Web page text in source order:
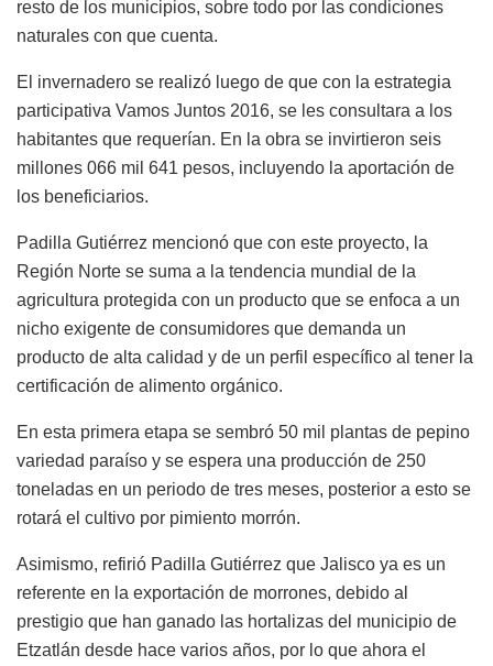
resto de los municipios, sobre todo por las condiciones
naturales con que cuenta.
El invernadero se realizó luego de que con la estrategia
participativa Vamos Juntos 2016, se les consultara a los
habitantes que requerían. En la obra se invirtieron seis
millones 066 mil 641 pesos, incluyendo la aportación de
los beneficiarios.
Padilla Gutiérrez mencionó que con este proyecto, la
Región Norte se suma a la tendencia mundial de la
agricultura protegida con un producto que se enfoca a un
nicho exigente de consumidores que demanda un
producto de alta calidad y de un perfil específico al tener la
certificación de alimento orgánico.
En esta primera etapa se sembró 50 mil plantas de pepino
variedad paraíso y se espera una producción de 250
toneladas en un periodo de tres meses, posterior a esto se
rotará el cultivo por pimiento morrón.
Asimismo, refirió Padilla Gutiérrez que Jalisco ya es un
referente en la exportación de morrones, debido al
prestigio que han ganado las hortalizas del municipio de
Etzatlán desde hace varios años, por lo que ahora el